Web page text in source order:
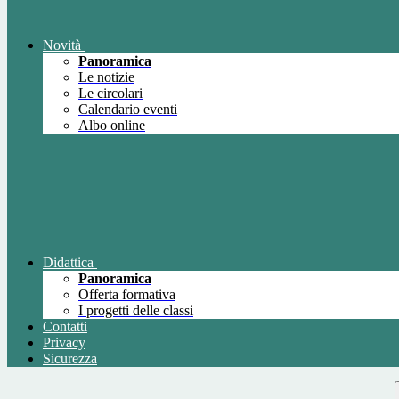
Novità
Panoramica
Le notizie
Le circolari
Calendario eventi
Albo online
Didattica
Panoramica
Offerta formativa
I progetti delle classi
Contatti
Privacy
Sicurezza